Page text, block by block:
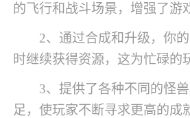
的飞行和战斗场景，增强了游
2、通过合成和升级，你
时继续获得资源，这为忙碌的
3、提供了各种不同的怪
足，使玩家不断寻求更高的成